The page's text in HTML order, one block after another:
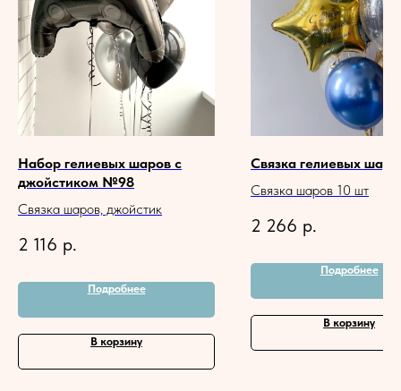
Набор гелиевых шаров с
джойстиком №98
Связка шаров, джойстик
2 116 р.
Подробнее
В корзину
Связка гелиевых
Связка шаров 10 шт
2 266 р.
Подробнее
В корзину